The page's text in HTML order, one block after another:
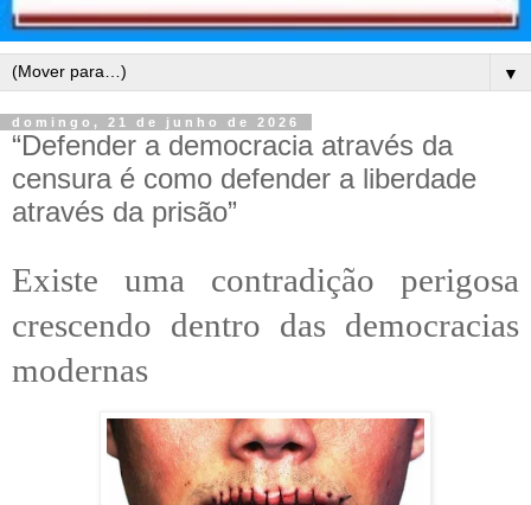
▼
domingo, 21 de junho de 2026
“Defender a democracia através da
censura é como defender a liberdade
através da prisão”
Existe uma contradição perigosa
crescendo dentro das democracias
modernas